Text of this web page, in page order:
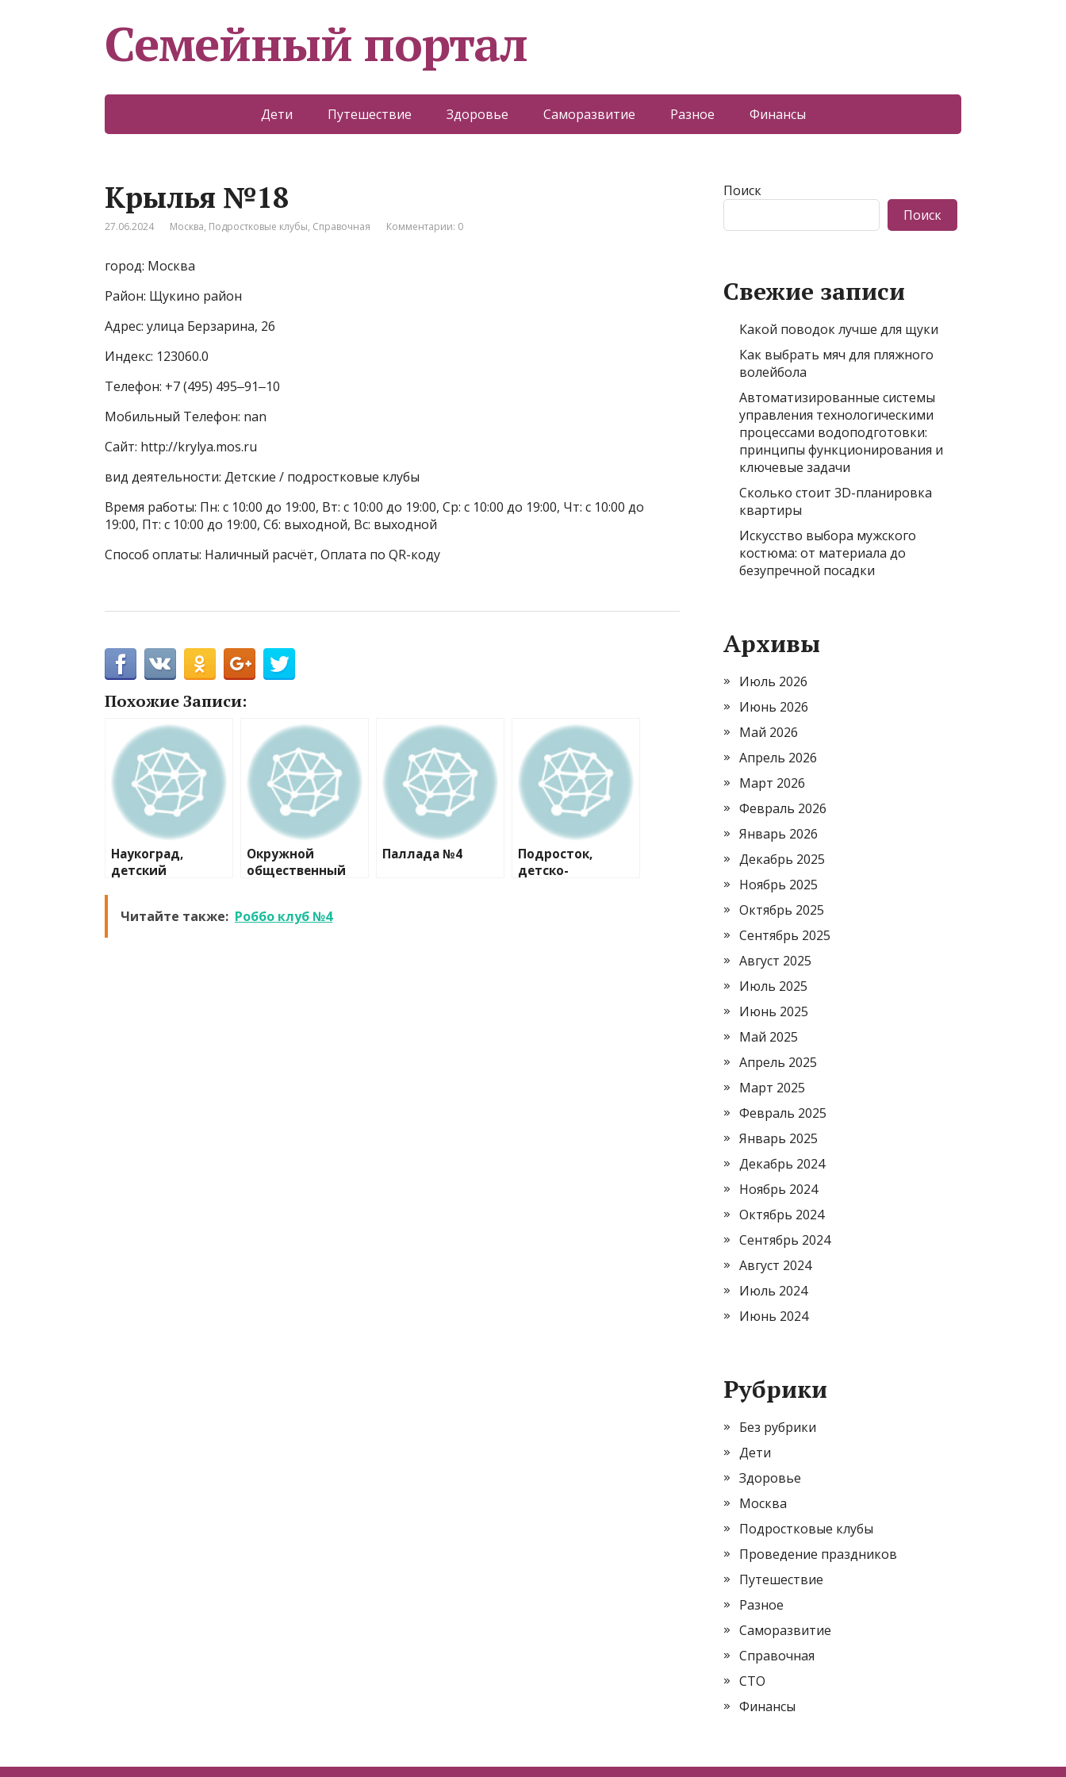
Семейный портал
Дети Путешествие Здоровье Саморазвитие Разное Финансы
Крылья №18
27.06.2024 Москва, Подростковые клубы, Справочная Комментарии: 0
город: Москва
Район: Щукино район
Адрес: улица Берзарина, 26
Индекс: 123060.0
Телефон: +7 (495) 495‒91‒10
Мобильный Телефон: nan
Сайт: http://krylya.mos.ru
вид деятельности: Детские / подростковые клубы
Время работы: Пн: с 10:00 до 19:00, Вт: с 10:00 до 19:00, Ср: с 10:00 до 19:00, Чт: с 10:00 до
19:00, Пт: с 10:00 до 19:00, Сб: выходной, Вс: выходной
Способ оплаты: Наличный расчёт, Оплата по QR-коду
Похожие Записи:
Наукоград,
детский
Окружной
общественный
Паллада №4
Подросток,
детско-
Читайте также: Роббо клуб №4
Поиск
Поиск
Свежие записи
Какой поводок лучше для щуки
Как выбрать мяч для пляжного
волейбола
Автоматизированные системы
управления технологическими
процессами водоподготовки:
принципы функционирования и
ключевые задачи
Сколько стоит 3D-планировка
квартиры
Искусство выбора мужского
костюма: от материала до
безупречной посадки
Архивы
Июль 2026
Июнь 2026
Май 2026
Апрель 2026
Март 2026
Февраль 2026
Январь 2026
Декабрь 2025
Ноябрь 2025
Октябрь 2025
Сентябрь 2025
Август 2025
Июль 2025
Июнь 2025
Май 2025
Апрель 2025
Март 2025
Февраль 2025
Январь 2025
Декабрь 2024
Ноябрь 2024
Октябрь 2024
Сентябрь 2024
Август 2024
Июль 2024
Июнь 2024
Рубрики
Без рубрики
Дети
Здоровье
Москва
Подростковые клубы
Проведение праздников
Путешествие
Разное
Саморазвитие
Справочная
СТО
Финансы